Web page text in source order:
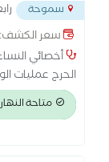
سموحة
جراند سوارية...
سعر الكشف:
أخصائي
الحرج عمليات
العقم،
النسا خبرة ستة
متاحة النهاردة